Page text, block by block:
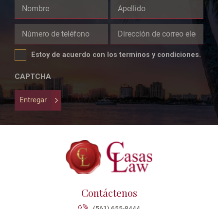
Estoy de acuerdo con los terminos y condiciones.
CAPTCHA
Name
This
field
is
for
validation
purposes
and
Entregar
Contáctenos